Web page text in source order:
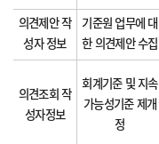
의견제안 작
성자 정보
기준원 업무에 대
한 의견제안 수집
의견조회 작
성자정보
회계기준 및 지속
가능성기준 제개
정